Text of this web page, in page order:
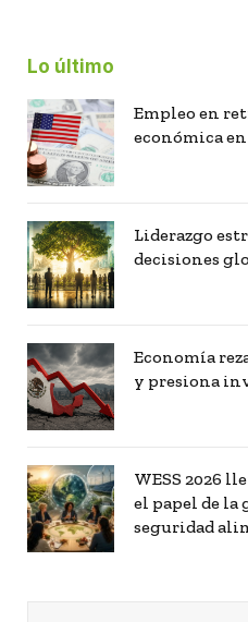
Lo último
Empleo en
económica
Liderazgo
decisiones
Economía
y presiona
WESS 2026
el papel de la
seguridad